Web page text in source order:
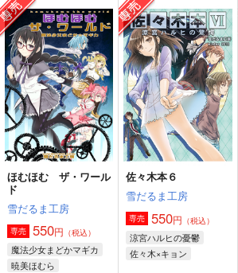
佐々木本６
雪だるま工房
専売 550円（税込）
涼宮ハルヒの憂鬱
佐々木×キョン
サンプル
カート
佐々木本５
雪だるま工房
専売 550円（税込）
涼宮ハルヒの憂鬱
佐々木×キョン
サンプル
カート
ほむほむ ザ・ワール
ド
雪だるま工房
専売 550円 （税込）
魔法少女まどかマギカ
暁美ほむら
佐々木本６
雪だるま工房
専売 550円 （税込）
涼宮ハルヒの憂鬱
佐々木×キョン